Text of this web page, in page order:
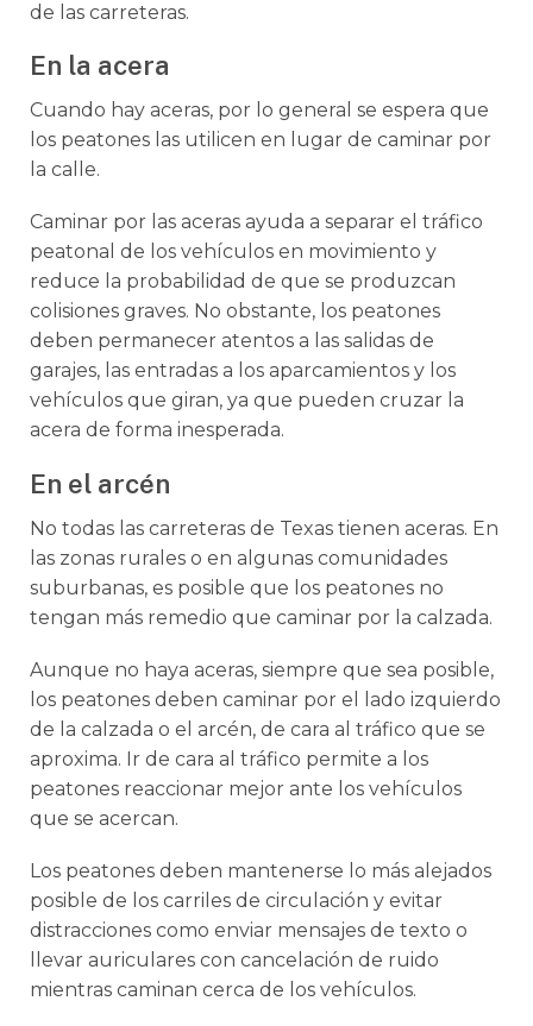
de las carreteras.
En la acera
Cuando hay aceras, por lo general se espera que
los peatones las utilicen en lugar de caminar por
la calle.
Caminar por las aceras ayuda a separar el tráfico
peatonal de los vehículos en movimiento y
reduce la probabilidad de que se produzcan
colisiones graves. No obstante, los peatones
deben permanecer atentos a las salidas de
garajes, las entradas a los aparcamientos y los
vehículos que giran, ya que pueden cruzar la
acera de forma inesperada.
En el arcén
No todas las carreteras de Texas tienen aceras. En
las zonas rurales o en algunas comunidades
suburbanas, es posible que los peatones no
tengan más remedio que caminar por la calzada.
Aunque no haya aceras, siempre que sea posible,
los peatones deben caminar por el lado izquierdo
de la calzada o el arcén, de cara al tráfico que se
aproxima. Ir de cara al tráfico permite a los
peatones reaccionar mejor ante los vehículos
que se acercan.
Los peatones deben mantenerse lo más alejados
posible de los carriles de circulación y evitar
distracciones como enviar mensajes de texto o
llevar auriculares con cancelación de ruido
mientras caminan cerca de los vehículos.